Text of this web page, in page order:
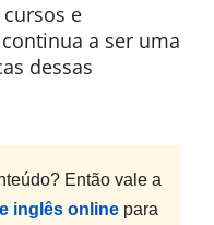
e
a ser uma
dessas
Então vale a
inglês onlinepara